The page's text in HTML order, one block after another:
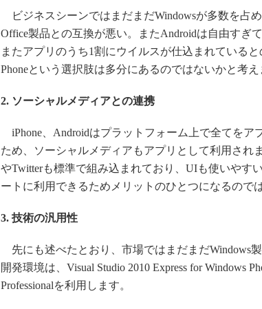
ビジネスシーンではまだまだWindowsが多数を占
Office製品との互換が悪い。またAndroidは自由すぎ
またアプリのうち1割にウイルスが仕込まれている
Phoneという選択肢は多分にあるのではないかと考え
2. ソーシャルメディアとの連携
iPhone、Androidはプラットフォーム上で全てをア
ため、ソーシャルメディアもアプリとして利用され
やTwitterも標準で組み込まれており、UIも使いやす
ートに利用できるためメリットのひとつになるので
3. 技術の汎用性
先にも述べたとおり、市場ではまだまだWindows
開発環境は、Visual Studio 2010 Express for Windows
Professionalを利用します。